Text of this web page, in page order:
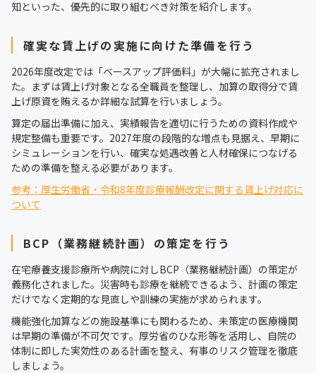
知といった、優先的に取り組むべき対策を紹介します。
確実な賃上げの実施に向けた準備を行う
2026年度改定では「ベースアップ評価料」が大幅に拡充されまし
た。まずは賃上げ対象となる全職員を整理し、加算の取得分で賃
上げ原資を賄えるか詳細な試算を行いましょう。
算定の届出準備に加え、実績報告を適切に行うための資料作成や
規定整備も重要です。2027年度の段階的な増点も見据え、早期に
シミュレーションを行い、確実な処遇改善と人材確保につなげる
ための準備を整える必要があります。
参考：厚生労働省・令和8年度診療報酬改定に関する賃上げ対応に
ついて
BCP（業務継続計画）の策定を行う
在宅療養支援診療所や病院に対しBCP（業務継続計画）の策定が
義務化されました。災害時も診療を継続できるよう、計画の策定
だけでなく定期的な見直しや訓練の実施が求められます。
機能強化加算などの施設基準にも関わるため、未策定の医療機関
は早期の準備が不可欠です。厚労省のひな形等を活用し、自院の
体制に即した実効性のある計画を整え、有事のリスク管理を徹底
しましょう。